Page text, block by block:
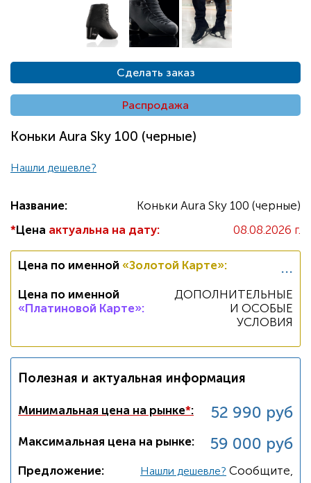
Сделать заказ
Распродажа
Коньки Aura Sky 100 (черные)
Нашли дешевле?
Название:
Коньки Aura Sky 100 (черные)
*Цена актуальна на дату: 08.08.2026 г.
Цена по именной «Золотой Карте»: ...
Цена по именной
«Платиновой Карте»:
ДОПОЛНИТЕЛЬНЫЕ
И ОСОБЫЕ
УСЛОВИЯ
Полезная и актуальная информация
Минимальная цена на рынке*: 52 990 руб
Максимальная цена на рынке: 59 000 руб
Предложение: Нашли дешевле? Cообщите,